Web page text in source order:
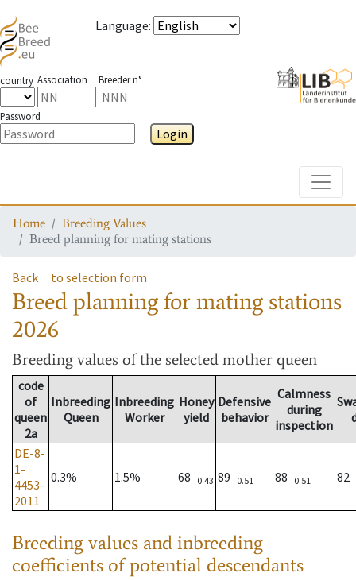
Language:
country Association Breeder n°
Password
Login
Home
Breeding Values
Breed planning for mating stations
Back to selection form
Breed planning for mating stations
2026
Breeding values of the selected mother queen
code
of
queen
2a
Inbreeding
Queen
Inbreeding
Worker
Honey
yield
Defensive
behavior
Calmness
during
inspection
DE-8-
1-
4453-
2011
0.3% 1.5% 68 0.43 89 0.51 88 0.51 82
Breeding values and inbreeding
coefficients of potential descendants